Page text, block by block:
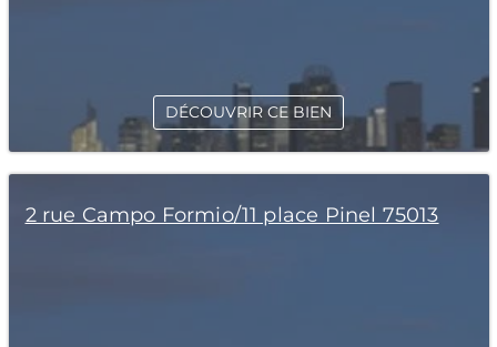
DÉCOUVRIR CE BIEN
2 rue Campo Formio/11 place Pinel 75013